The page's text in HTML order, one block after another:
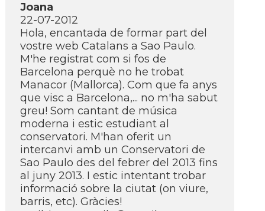
Joana
22-07-2012
Hola, encantada de formar part del
vostre web Catalans a Sao Paulo.
M'he registrat com si fos de
Barcelona perquè no he trobat
Manacor (Mallorca). Com que fa anys
que visc a Barcelona,... no m'ha sabut
greu! Som cantant de música
moderna i estic estudiant al
conservatori. M'han oferit un
intercanvi amb un Conservatori de
Sao Paulo des del febrer del 2013 fins
al juny 2013. I estic intentant trobar
informació sobre la ciutat (on viure,
barris, etc). Gràcies!